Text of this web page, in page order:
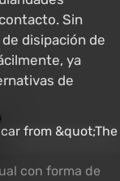
Sin
disipación de
ya
de
con forma de